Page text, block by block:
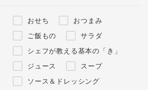
おせち
おつまみ
ご飯もの
サラダ
シェフが教える基本の「き」
ジュース
スープ
ソース＆ドレッシング